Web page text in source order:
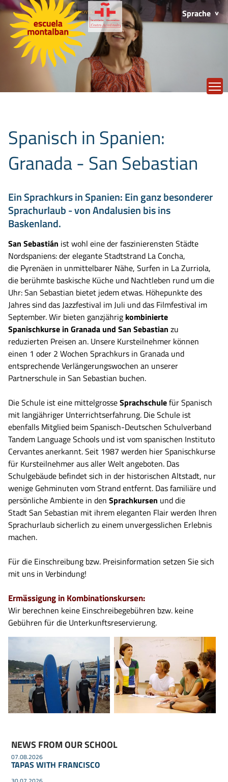
Sprache
Spanisch in Spanien:
Granada - San Sebastian
Ein Sprachkurs in Spanien: Ein ganz besonderer
Sprachurlaub - von Andalusien bis ins
Baskenland.
San Sebastián ist wohl eine der faszinierensten Städte
Nordspaniens: der elegante Stadtstrand La Concha,
die Pyrenäen in unmittelbarer Nähe, Surfen in La Zurriola,
die berühmte baskische Küche und Nachtleben rund um die
Uhr: San Sebastian bietet jedem etwas. Höhepunkte des
Jahres sind das Jazzfestival im Juli und das Filmfestival im
September. Wir bieten ganzjährig kombinierte
Spanischkurse in Granada und San Sebastian zu
reduzierten Preisen an. Unsere Kursteilnehmer können
einen 1 oder 2 Wochen Sprachkurs in Granada und
entsprechende Verlängerungswochen an unserer
Partnerschule in San Sebastian buchen.
Die Schule ist eine mittelgrosseSprachschulefür Spanisch
mit langjähriger Unterrichtserfahrung. Die Schule ist
ebenfalls Mitglied beim Spanisch-Deutschen Schulverband
Tandem Language Schools und ist vom spanischen Instituto
Cervantes anerkannt. Seit 1987 werden hier Spanischkurse
für Kursteilnehmer aus aller Welt angeboten. Das
Schulgebäude befindet sich in der historischen Altstadt, nur
wenige Gehminuten vom Strand entfernt. Das familiäre und
persönliche Ambiente in den Sprachkursen und die
Stadt San Sebastian mit ihrem eleganten Flair werden Ihren
Sprachurlaub sicherlich zu einem unvergesslichen Erlebnis
machen.
Für die Einschreibung bzw. Preisinformation setzen Sie sich
mit uns in Verbindung!
Ermässigung in Kombinationskursen:
Wir berechnen keine Einschreibegebühren bzw. keine
Gebühren für die Unterkunftsreservierung.
NEWS FROM OUR SCHOOL
07.08.2026
TAPAS WITH FRANCISCO